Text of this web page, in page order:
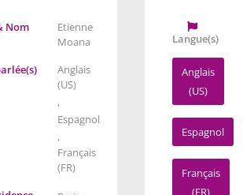
Nom
Etienne
Moana
Anglais
(US)
,
Espagnol
,
Français
(FR)
Langue(s)
Anglais
(US)
Espagnol
Français
(FR)